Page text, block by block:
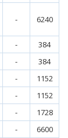
- 6240
-
384
-
384
-
1152
-
1152
-
1728
- 6600